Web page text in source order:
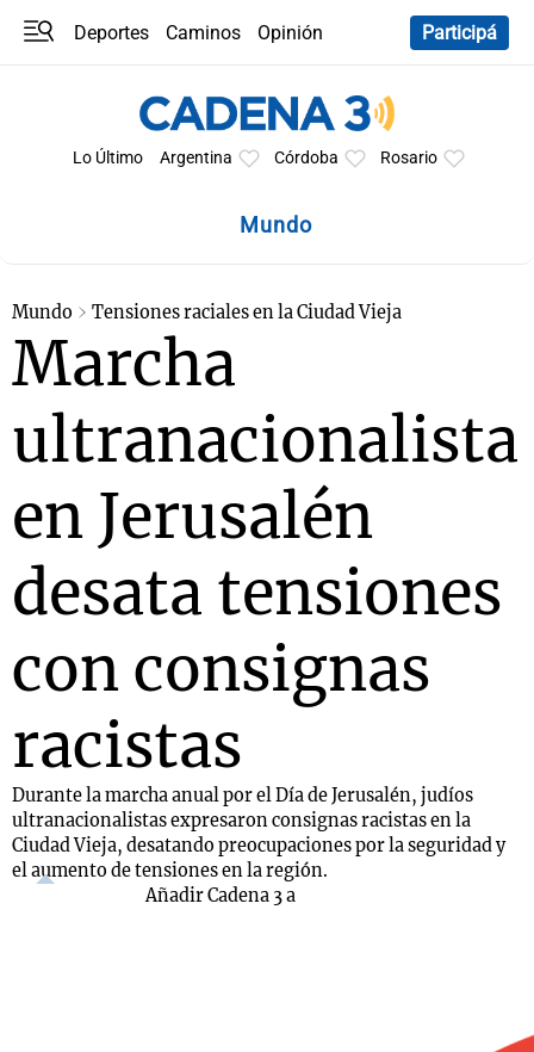
Deportes Caminos
Opinión
Participá
Lo Último Argentina Córdoba Rosario
Mundo
Mundo Tensiones raciales en la Ciudad Vieja
Marcha
ultranacionalista
en Jerusalén
desata tensiones
con consignas
racistas
Durante la marcha anual por el Día de Jerusalén, judíos
ultranacionalistas expresaron consignas racistas en la
Ciudad Vieja, desatando preocupaciones por la seguridad y
el aumento de tensiones en la región.
Añadir Cadena 3 a